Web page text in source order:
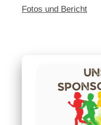
Fotos und Bericht